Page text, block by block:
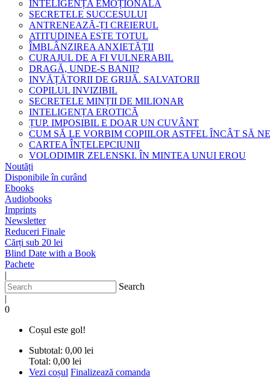
INTELIGENȚA EMOȚIONALĂ
SECRETELE SUCCESULUI
ANTRENEAZĂ-ȚI CREIERUL
ATITUDINEA ESTE TOTUL
ÎMBLÂNZIREA ANXIETĂȚII
CURAJUL DE A FI VULNERABIL
DRAGĂ, UNDE-S BANII?
INVĂȚĂTORII DE GRIJĂ. SALVATORII
COPILUL INVIZIBIL
SECRETELE MINȚII DE MILIONAR
INTELIGENȚA EROTICĂ
ȚUP. IMPOSIBIL E DOAR UN CUVÂNT
CUM SĂ LE VORBIM COPIILOR ASTFEL ÎNCÂT SĂ
CARTEA ÎNȚELEPCIUNII
VOLODIMIR ZELENSKI. ÎN MINTEA UNUI EROU
Noutăți
Disponibile în curând
Ebooks
Audiobooks
Imprints
Newsletter
Reduceri Finale
Cărți sub 20 lei
Blind Date with a Book
Pachete
|
Search
|
0
Coșul este gol!
Subtotal: 0,00 lei
Total: 0,00 lei
Vezi coșul Finalizează comanda